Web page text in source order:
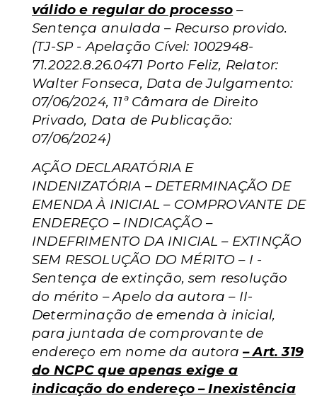
válido e regular do processo –
Sentença anulada – Recurso provido.
(TJ-SP - Apelação Cível: 1002948-
71.2022.8.26.0471 Porto Feliz, Relator:
Walter Fonseca, Data de Julgamento:
07/06/2024, 11ª Câmara de Direito
Privado, Data de Publicação:
07/06/2024)
AÇÃO DECLARATÓRIA E
INDENIZATÓRIA – DETERMINAÇÃO DE
EMENDA À INICIAL – COMPROVANTE DE
ENDEREÇO – INDICAÇÃO –
INDEFRIMENTO DA INICIAL – EXTINÇÃO
SEM RESOLUÇÃO DO MÉRITO – I -
Sentença de extinção, sem resolução
do mérito – Apelo da autora – II-
Determinação de emenda à inicial,
para juntada de comprovante de
endereço em nome da autora– Art. 319
do NCPC que apenas exige a
indicação do endereço – Inexistência